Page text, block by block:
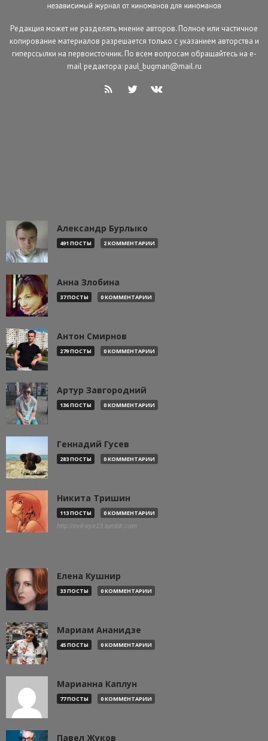
Редакция может не разделять мнение авторов. Полное или частичное
копирование материалов разрешается только с указанием авторства и
гиперссылки на первоисточник. По всем вопросам обращайтесь на e-
mail редактора: paul_bugman@mail.ru
Александр Бурлыко
491 ПОСТЫ 2 КОММЕНТАРИИ
Анна Злобина
37 ПОСТЫ 0 КОММЕНТАРИИ
Антон Смирнов
279 ПОСТЫ 0 КОММЕНТАРИИ
Артур Завгородний
136 ПОСТЫ 0 КОММЕНТАРИИ
Геннадий Гусев
283 ПОСТЫ 0 КОММЕНТАРИИ
Никита Тришин
113 ПОСТЫ 0 КОММЕНТАРИИ
http://evil-eye13.tumblr.com
Елена Кушнир
33 ПОСТЫ 0 КОММЕНТАРИИ
Мариам Ананидзе
45 ПОСТЫ 0 КОММЕНТАРИИ
Марианна Каплун
77 ПОСТЫ 0 КОММЕНТАРИИ
Павел Жуков